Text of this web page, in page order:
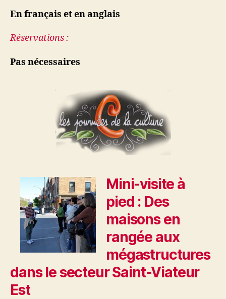
En français et en anglais
Réservations :
Pas nécessaires
Mini-visite à
pied : Des
maisons en
rangée aux
mégastructures
dans le secteur Saint-Viateur
Est